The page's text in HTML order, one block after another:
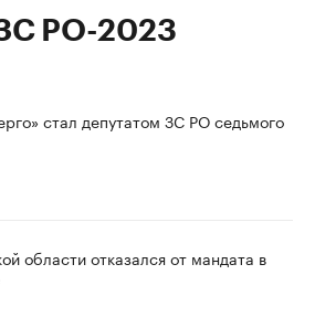
РО-2023
стал депутатом ЗС РО седьмого
области отказался от мандата в